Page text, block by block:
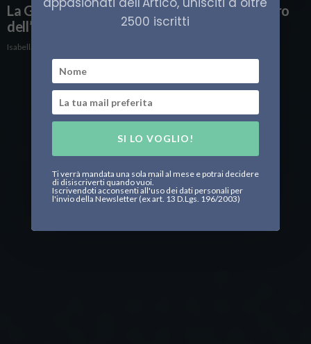
La Groenlandia rivendica la sua voce sul futuro
dell’Artico
Isabella Basile
2500 iscritti
SI LO VOGLIO!
Ti verrà mandata una sola mail al mese e potrai decidere
di disiscriverti quando vuoi.
Iscrivendoti acconsenti all'uso dei dati personali per
l'invio della Newsletter (ex art. 13 D.Lgs. 196/2003)